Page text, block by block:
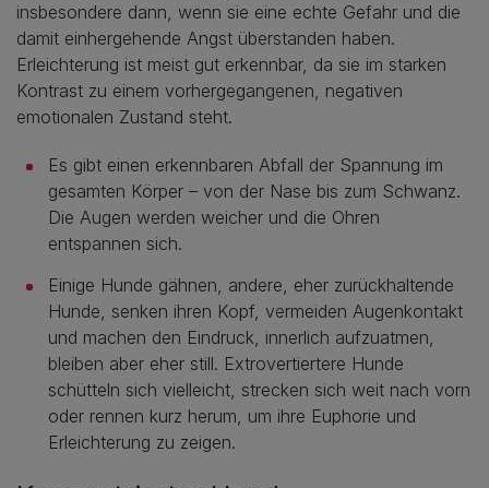
insbesondere dann, wenn sie eine echte Gefahr und die
damit einhergehende Angst überstanden haben.
Erleichterung ist meist gut erkennbar, da sie im starken
Kontrast zu einem vorhergegangenen, negativen
emotionalen Zustand steht.
Es gibt einen erkennbaren Abfall der Spannung im
gesamten Körper – von der Nase bis zum Schwanz.
Die Augen werden weicher und die Ohren
entspannen sich.
Einige Hunde gähnen, andere, eher zurückhaltende
Hunde, senken ihren Kopf, vermeiden Augenkontakt
und machen den Eindruck, innerlich aufzuatmen,
bleiben aber eher still. Extrovertiertere Hunde
schütteln sich vielleicht, strecken sich weit nach vorn
oder rennen kurz herum, um ihre Euphorie und
Erleichterung zu zeigen.